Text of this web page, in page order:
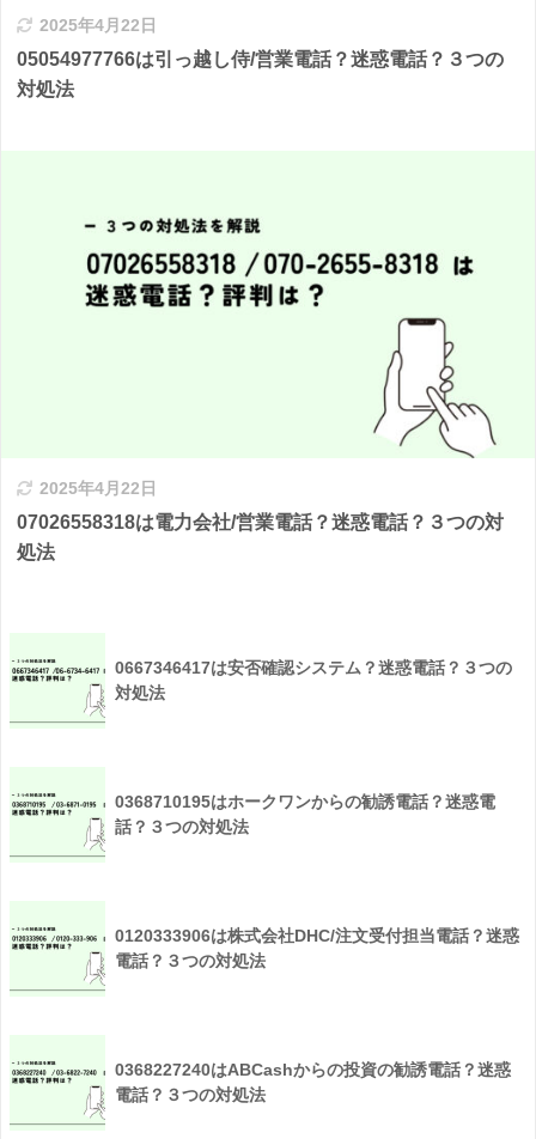
2025年4月22日
05054977766は引っ越し侍/営業電話？迷惑電話？３つの
対処法
2025年4月22日
07026558318は電力会社/営業電話？迷惑電話？３つの対
処法
0667346417は安否確認システム？迷惑電話？３つの
対処法
0368710195はホークワンからの勧誘電話？迷惑電
話？３つの対処法
0120333906は株式会社DHC/注文受付担当電話？迷惑
電話？３つの対処法
0368227240はABCashからの投資の勧誘電話？迷惑
電話？３つの対処法